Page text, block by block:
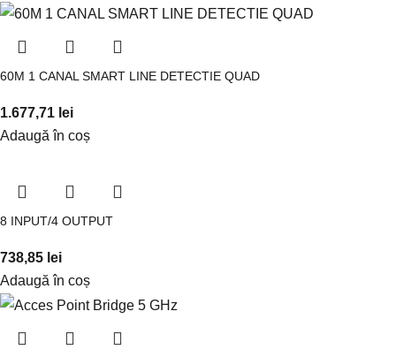
60M 1 CANAL SMART LINE DETECTIE QUAD
1.677,71 lei
Adaugă în coș
8 INPUT/4 OUTPUT
738,85 lei
Adaugă în coș